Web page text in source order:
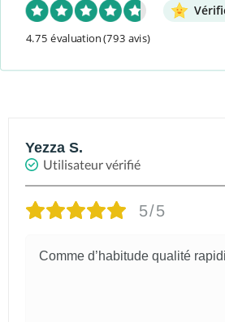
Un
4.75 évaluation(793 avis)
Yezza S.
Utilisateur vérifié
5/5
Comme d’habitude qualité